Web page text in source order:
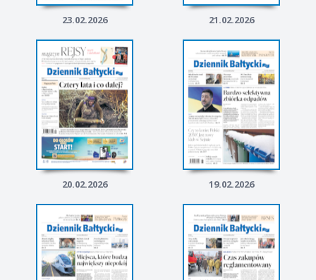
23.02.2026 21.02.2026
20.02.2026 19.02.2026